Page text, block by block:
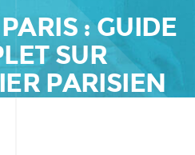
: GUIDE
SUR
PARISIEN